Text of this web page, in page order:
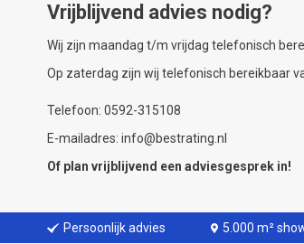
Vrijblijvend advies nodig?
Wij zijn maandag t/m vrijdag telefonisch
Op zaterdag zijn wij telefonisch bereikbaar
Telefoon: 0592-315108
E-mailadres: info@bestrating.nl
Of plan vrijblijvend een adviesgesprek in!
Persoonlijk advies 5.000 m²